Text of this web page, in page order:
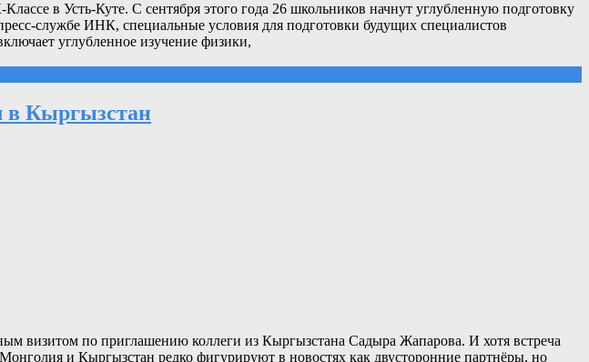
в Усть-Куте. С сентября этого года 26 школьников начнут углубленную подготовку
службе ИНК, специальные условия для подготовки будущих специалистов
углубленное изучение физики,
в Кыргызстан
визитом по приглашению коллеги из Кыргызстана Садыра Жапарова. И хотя встреча
и Кыргызстан редко фигурируют в новостях как двусторонние партнёры, но